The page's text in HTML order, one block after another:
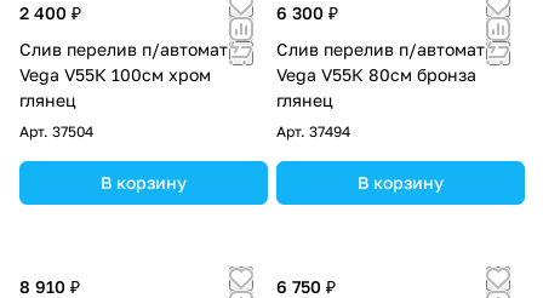
2 400 ₽
Слив перелив п/автомат
Vega V55К 100см хром
глянец
Арт. 37504
В корзину
6 300 ₽
Слив перелив п/автомат
Vega V55К 80см бронза
глянец
Арт. 37494
В корзину
8 910 ₽
6 750 ₽